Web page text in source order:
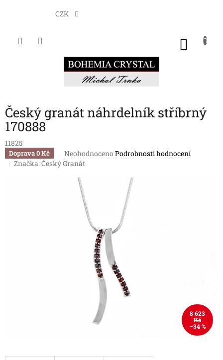
CZK
Český granát náhrdelník stříbrný
170888
11825
Doprava 0 Kč
Průměrné
hodnocení
hvězdiček.
Neohodnoceno Podrobnosti hodnocení
Značka:Český Granát
8 623
Kč
–34 %